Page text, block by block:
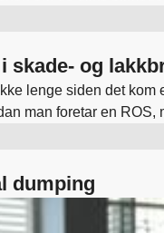
EU-direktiv krever og
og
lenge siden det
man foretar en
Vi anbefaler
dumping